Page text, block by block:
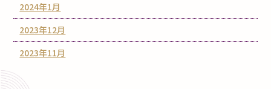
2024年1月
2023年12月
2023年11月